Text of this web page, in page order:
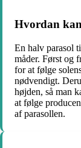
Hvordan
En halv parasol
måder. Først og
for at følge
nødvendigt.
højden, så man
at følge
af parasollen.